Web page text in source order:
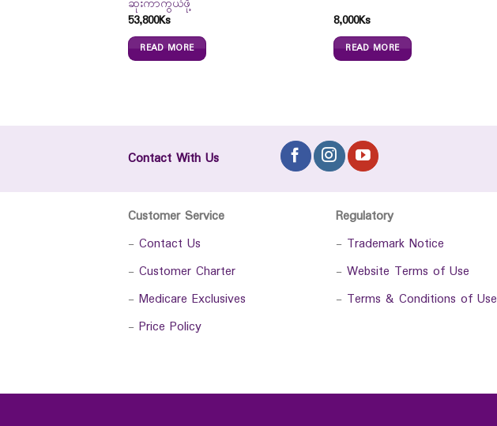
ဆုံးကာကွယ်ဖို့
53,800Ks
READ MORE
8,000Ks
READ MORE
Contact With Us
Customer Service
- Contact Us
- Customer Charter
- Medicare Exclusives
- Price Policy
Regulatory
- Trademark Notice
- Website Terms of Use
- Terms & Conditions of Use